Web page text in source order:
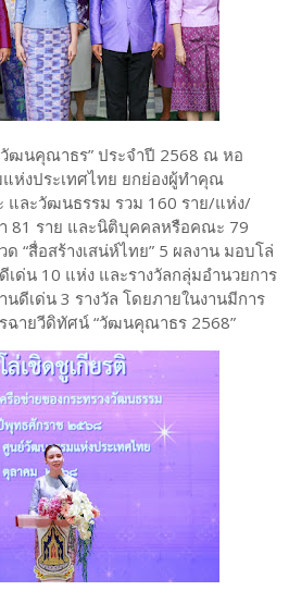
วัฒนคุณาธร” ประจำปี 2568 ณ หอ
งประเทศไทย ยกย่องผู้ทำคุณ
และวัฒนธรรม รวม 160 ราย/แห่ง/
81 ราย และนิติบุคคลหรือคณะ 79
“สื่อสร้างเสน่ห์ไทย” 5 ผลงาน มอบโล่
ด่น 10 แห่ง และรางวัลกลุ่มอำนวยการ
ดีเด่น 3 รางวัล โดยภายในงานมีการ
ฉายวีดิทัศน์ “วัฒนคุณาธร 2568”